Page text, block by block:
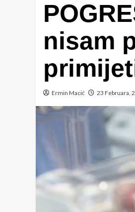
nisam
Ermin Macić 23 Februara,